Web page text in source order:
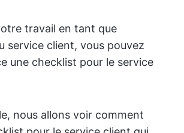
travail en tant que
service client, vous pouvez
une checklist pour le service
nous allons voir comment